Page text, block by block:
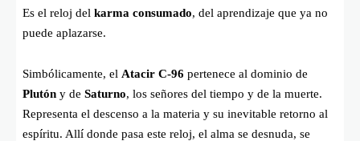
Es el reloj del karma consumado, del aprendizaje que ya no
puede aplazarse.
Simbólicamente, el Atacir C-96 pertenece al dominio de
Plutón y de Saturno, los señores del tiempo y de la muerte.
Representa el descenso a la materia y su inevitable retorno al
espíritu. Allí donde pasa este reloj, el alma se desnuda, se